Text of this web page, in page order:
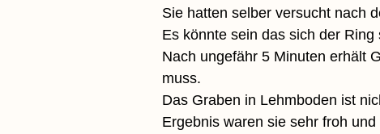
Sie hatten selber versucht nach
Es könnte sein das sich der
Nach ungefähr 5 Minuten erhält
muss.
Das Graben in Lehmboden ist
Ergebnis waren sie sehr froh und